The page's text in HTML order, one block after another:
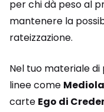
per chi dà peso al
mantenere la
rateizzazione.
Nel tuo materiale
linee come
carte Ego di